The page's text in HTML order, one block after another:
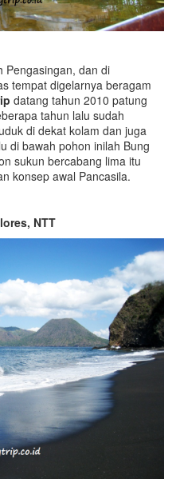
Pengasingan, dan di
tempat digelarnya beragam
datang tahun 2010 patung
tahun lalu sudah
di dekat kolam dan juga
di bawah pohon inilah Bung
sukun bercabang lima itu
konsep awal Pancasila.
NTT